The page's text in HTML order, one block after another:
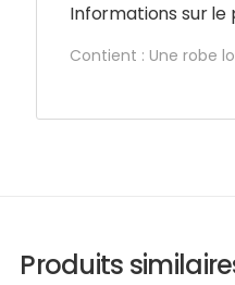
Informations sur le
Contient : Une robe
Produits